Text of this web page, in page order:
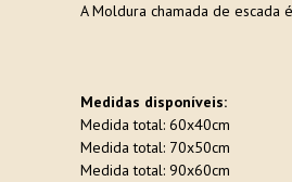
A Moldura chamada de escada
Medidas disponíveis:
Medida total: 60x40cm
Medida total: 70x50cm
Medida total: 90x60cm